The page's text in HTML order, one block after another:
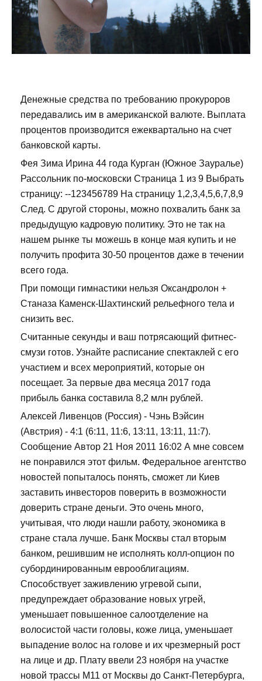
Денежные средства по требованию прокуроров
передавались им в американской валюте. Выплата
процентов производится ежеквартально на счет
банковской карты.
Фея Зима Ирина 44 года Курган (Южное Зауралье)
Рассольник по-московски Страница 1 из 9 Выбрать
страницу: --123456789 На страницу 1,2,3,4,5,6,7,8,9
След. С другой стороны, можно похвалить банк за
предыдущую кадровую политику. Это не так на
нашем рынке ты можешь в конце мая купить и не
получить профита 30-50 процентов даже в течении
всего года.
При помощи гимнастики нельзя Оксандролон +
Станаза Каменск-Шахтинский рельефного тела и
снизить вес.
Считанные секунды и ваш потрясающий фитнес-
смузи готов. Узнайте расписание спектаклей с его
участием и всех мероприятий, которые он
посещает. За первые два месяца 2017 года
прибыль банка составила 8,2 млн рублей.
Алексей Ливенцов (Россия) - Чэнь Вэйсин
(Австрия) - 4:1 (6:11, 11:6, 13:11, 13:11, 11:7).
Сообщение Автор 21 Ноя 2011 16:02 А мне совсем
не понравился этот фильм. Федеральное агентство
новостей попыталось понять, сможет ли Киев
заставить инвесторов поверить в возможности
доверить стране деньги. Это очень много,
учитывая, что люди нашли работу, экономика в
стране стала лучше. Банк Москвы стал вторым
банком, решившим не исполнять колл-опцион по
субординированным еврооблигациям.
Способствует заживлению угревой сыпи,
предупреждает образование новых угрей,
уменьшает повышенное салоотделение на
волосистой части головы, коже лица, уменьшает
выпадение волос на голове и их чрезмерный рост
на лице и др. Плату ввели 23 ноября на участке
новой трассы М11 от Москвы до Санкт-Петербурга,